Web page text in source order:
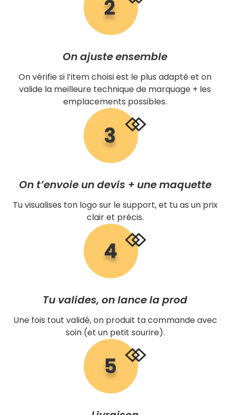
On ajuste ensemble
On vérifie si l’item choisi est le plus adapté et on
valide la meilleure technique de marquage + les
emplacements possibles.
On t’envoie un devis + une maquette
Tu visualises ton logo sur le support, et tu as un prix
clair et précis.
Tu valides, on lance la prod
Une fois tout validé, on produit ta commande avec
soin (et un petit sourire).